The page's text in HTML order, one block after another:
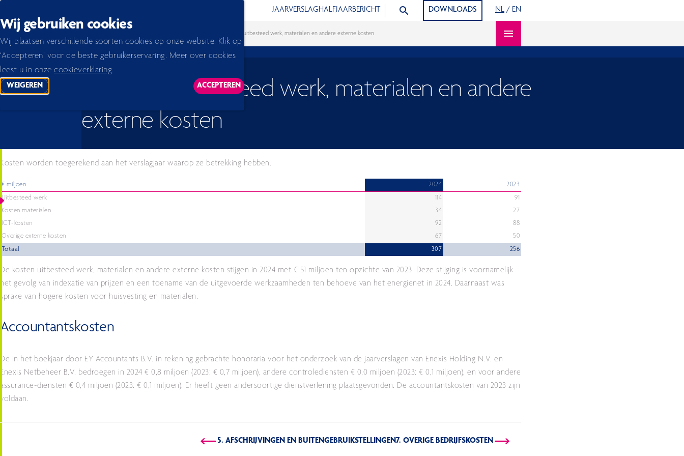
Wij gebruiken cookies
Wij plaatsen verschillende soorten cookies op onze website. Klik op
‘Accepteren’ voor de beste gebruikerservaring. Meer over cookies
leest u in onze cookieverklaring.
WEIGEREN
TRACKING SCRIPTS
ACCEPTEREN
TRACKING SCRIPTS, THIS WILL RELOAD THE PAGE.
JAARVERSLAGHALFJAARBERICHT ZOEK ARTIKELENDOWNLOADS NL / EN
Home 2026 6. Kosten uitbesteed werk, materialen en andere externe kosten
Open content navigation
6. Kosten uitbesteed werk, materialen en andere
externe kosten
Kosten worden toegerekend aan het verslagjaar waarop ze betrekking hebben.
€ miljoen 2024
2023
Uitbesteed werk
114
91
Kosten materialen
34
27
ICT-kosten
92
88
Overige externe kosten
67
50
Totaal
307 256
De kosten uitbesteed werk, materialen en andere externe kosten stijgen in 2024 met € 51 miljoen ten opzichte van 2023. Deze stijging is voornamelijk
het gevolg van indexatie van prijzen en een toename van de uitgevoerde werkzaamheden ten behoeve van het energienet in 2024. Daarnaast was
sprake van hogere kosten voor huisvesting en materialen.
Accountantskosten
De in het boekjaar door EY Accountants B.V. in rekening gebrachte honoraria voor het onderzoek van de jaarverslagen van Enexis Holding N.V. en
Enexis Netbeheer B.V. bedroegen in 2024 € 0,8 miljoen (2023: € 0,7 miljoen), andere controlediensten € 0,0 miljoen (2023: € 0,1 miljoen), en voor andere
assurance-diensten € 0,4 miljoen (2023: € 0,1 miljoen). Er heeft geen andersoortige dienstverlening plaatsgevonden. De accountantskosten van 2023 zijn
voldaan.
7. OVERIGE BEDRIJFSKOSTEN
5. AFSCHRIJVINGEN EN BUITENGEBRUIKSTELLINGEN